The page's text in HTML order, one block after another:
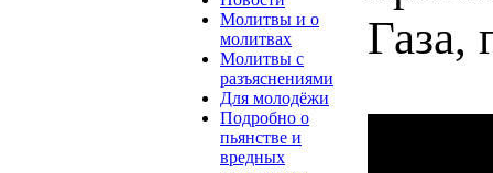
Молитвы и о
молитвах
Молитвы с
разъяснениями
Для молодёжи
Подробно о
пьянстве и
вредных
Газа,